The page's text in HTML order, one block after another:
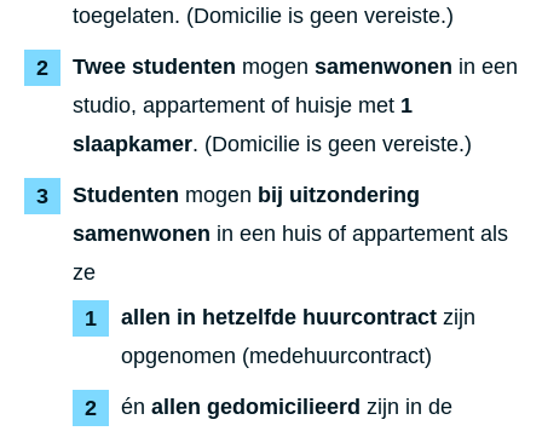
toegelaten. (Domicilie is geen vereiste.)
Twee studenten mogen samenwonen in een
studio, appartement of huisje met 1
slaapkamer. (Domicilie is geen vereiste.)
Studenten mogen bij uitzondering
samenwonen in een huis of appartement als
ze
allen in hetzelfde huurcontract zijn
opgenomen (medehuurcontract)
én allen gedomicilieerd zijn in de